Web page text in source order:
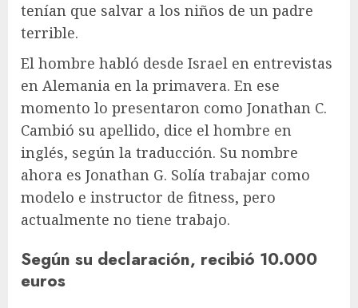
tenían que salvar a los niños de un padre
terrible.
El hombre habló desde Israel en entrevistas
en Alemania en la primavera. En ese
momento lo presentaron como Jonathan C.
Cambió su apellido, dice el hombre en
inglés, según la traducción. Su nombre
ahora es Jonathan G. Solía ​​​​trabajar como
modelo e instructor de fitness, pero
actualmente no tiene trabajo.
Según su declaración, recibió 10.000
euros